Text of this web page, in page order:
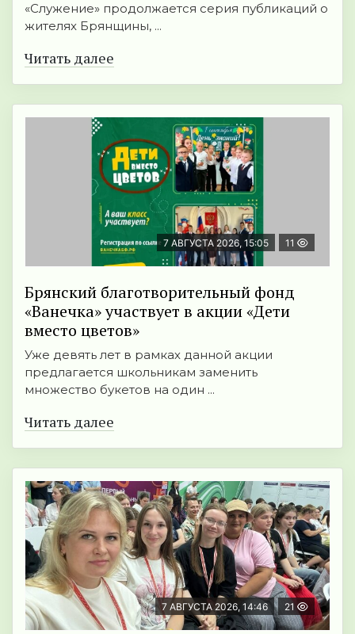
«Служение» продолжается серия публикаций о
жителях Брянщины, ...
Читать далее
7 АВГУСТА 2026, 15:05 11
Брянский благотворительный фонд
«Ванечка» участвует в акции «Дети
вместо цветов»
Уже девять лет в рамках данной акции
предлагается школьникам заменить
множество букетов на один ...
Читать далее
7 АВГУСТА 2026, 14:46 21